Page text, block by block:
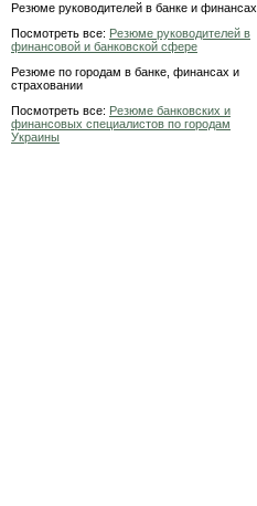
Резюме руководителей в банке и финансах
Посмотреть все: Резюме руководителей в
финансовой и банковской сфере
Резюме по городам в банке, финансах и
страховании
Посмотреть все: Резюме банковских и
финансовых специалистов по городам
Украины